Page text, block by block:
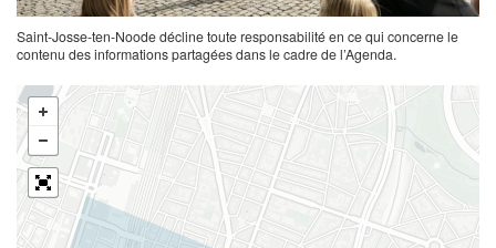
Saint-Josse-ten-Noode décline toute responsabilité en ce qui concerne le
contenu des informations partagées dans le cadre de l’Agenda.